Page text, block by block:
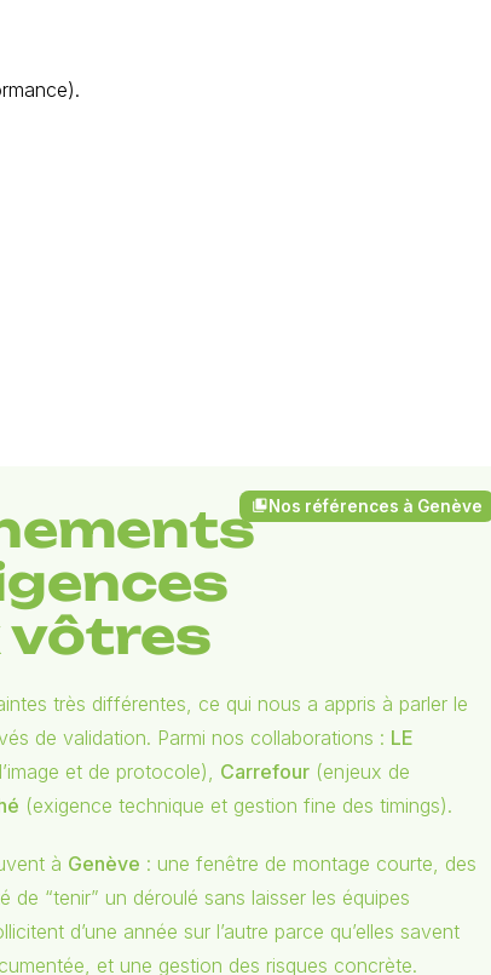
vôtres
très différentes, ce qui nous a appris à parler le
de validation. Parmi nos collaborations : LE
et de protocole), Carrefour (enjeux de
(exigence technique et gestion fine des timings).
à Genève : une fenêtre de montage courte, des
“tenir” un déroulé sans laisser les équipes
d’une année sur l’autre parce qu’elles savent
et une gestion des risques concrète.
collections_bookmark Nos références à Genève